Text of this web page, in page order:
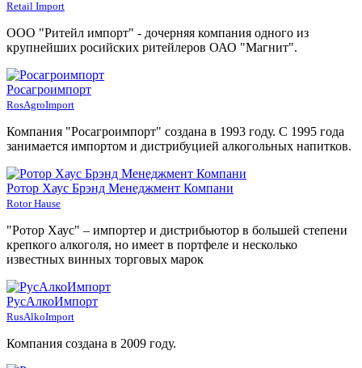
Retail Import
ООО "Ритейл импорт" - дочерняя компания одного из
крупнейших росийских ритейлеров ОАО "Магнит".
Росагроимпорт
RosAgroImport
Компания "Росагроимпорт" создана в 1993 году. С 1995 года
занимается импортом и дистрибуцией алкогольных напитков.
Ротор Хаус Брэнд Менеджмент Компани
Rotor Hause
"Ротор Хаус" – импортер и дистрибьютор в большей степени
крепкого алкоголя, но имеет в портфеле и несколько
известных винных торговых марок
РусАлкоИмпорт
RusAlkoImport
Компания создана в 2009 году.